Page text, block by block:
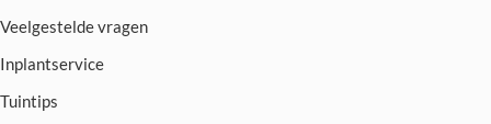
Veelgestelde vragen
Inplantservice
Tuintips